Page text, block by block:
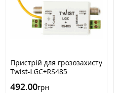
Пристрій для грозозахисту
Twist-LGC+RS485
492.00грн